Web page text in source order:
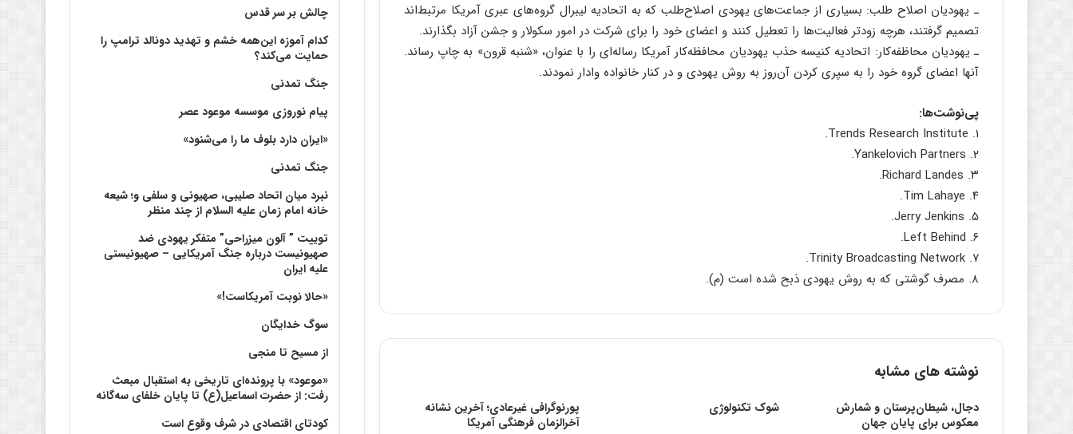
ـ یهودیان اصلاح طلب: بسیاری از جماعت‌های یهودی اصلاح‌طلب که به اتحادیه لیبرال گروه‌های عبری آمریکا مرتبط‌‌اند
تصمیم گرفتند، هرچه زودتر فعالیت‌ها را تعطیل کنند و اعضای خود را برای شرکت در امور سکولار و جشن آزاد بگذارند.
ـ یهودیان محاظفه‌کار: اتحادیه کنیسه حذب یهودیان محافظه‌کار آمریکا رساله‌ای را با عنوان، «شنبه قرون» به چاپ رساند.
آنها اعضای گروه خود را به سپری کردن آن‌روز به روش یهودی و در کنار خانواده وادار نمودند.
پی‌نوشت‌ها:
۱. Trends Research Institute.
۲. Yankelovich Partners.
۳. Richard Landes.
۴. Tim Lahaye.
۵. Jerry Jenkins.
۶. Left Behind.
۷. Trinity Broadcasting Network.
۸. مصرف گوشتی که به روش یهودی ذبح شده است (م).
نوشته های مشابه
دجال، شیطان‌پرستان و شمارش
معکوس برای پایان جهان
شوک تکنولوژی
پورنوگرافی غیرعادی؛ آخرین نشانه
آخرالزمان فرهنگی آمریکا
چالش بر سر قدس
کدام آموزه این‌همه خشم و تهدید دونالد ترامپ را
حمایت می‌کند؟
جنگ تمدنی
پیام نوروزی موسسه موعود عصر
«ایران دارد بلوف ما را می‌شنود»
جنگ تمدنی
نبرد میان اتحاد صلیبی، صهیونی و سلفی و؛ شیعه
خانه امام زمان علیه السلام از چند منظر
توییت ” آلون میزراحی” متفکر یهودی ضد
صهیونیست درباره جنگ آمریکایی – صهیونیستی
علیه ایران
«حالا نوبت آمریکاست!»
سوگ خدایگان
از مسیح تا منجی
«موعود» با پرونده‌ای تاریخی به استقبال مبعث
رفت: از حضرت اسماعیل(ع) تا پایان خلفای سه‌گانه
کودتای اقتصادی در شرف وقوع است